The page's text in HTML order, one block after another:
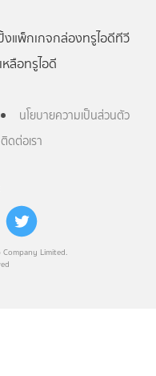
Limited.
งแพ็กเกจกล่องทรูไอดีทีวี
ลือทรูไอดี
นโยบายความเป็นส่วนตัว
ติดต่อเรา